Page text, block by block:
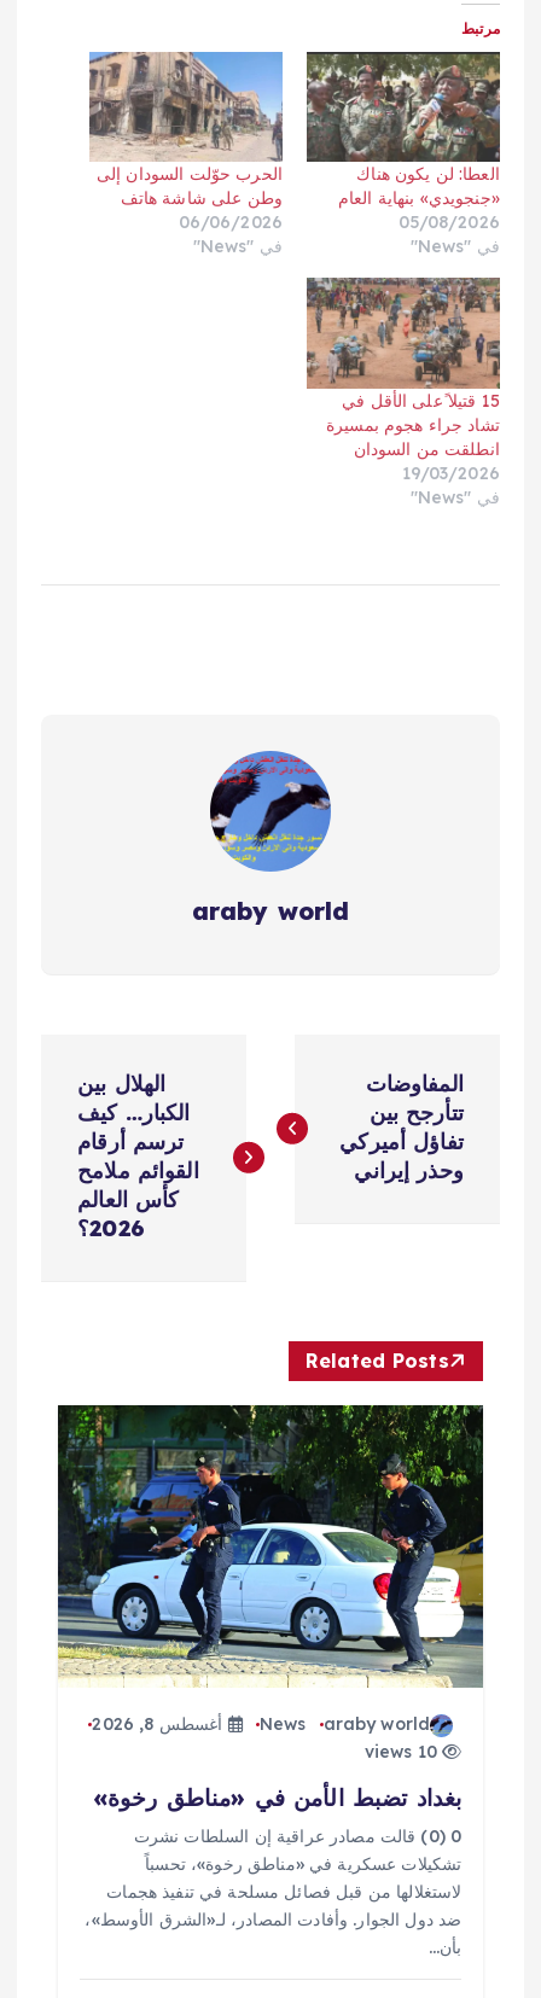
مرتبط
العطا: لن يكون هناك
«جنجويدي» بنهاية العام
05/08/2026
في "News"
الحرب حوّلت السودان إلى
وطن على شاشة هاتف
06/06/2026
في "News"
15 قتيلا ًعلى الأقل في
تشاد جراء هجوم بمسيرة
انطلقت من السودان
19/03/2026
في "News"
araby world
ص
م
ق
المفاوضات
تتأرجح بين
تفاؤل أميركي
وحذر إيراني
الهلال بين
الكبار… كيف
ترسم أرقام
القوائم ملامح
كأس العالم
2026؟
Related Posts
araby world
News
أغسطس 8, 2026
10 views
بغداد تضبط الأمن في «مناطق رخوة»
0 (0) قالت مصادر عراقية إن السلطات نشرت
تشكيلات عسكرية في «مناطق رخوة»، تحسباً
لاستغلالها من قبل فصائل مسلحة في تنفيذ هجمات
ضد دول الجوار. وأفادت المصادر، لـ«الشرق الأوسط»،
بأن…